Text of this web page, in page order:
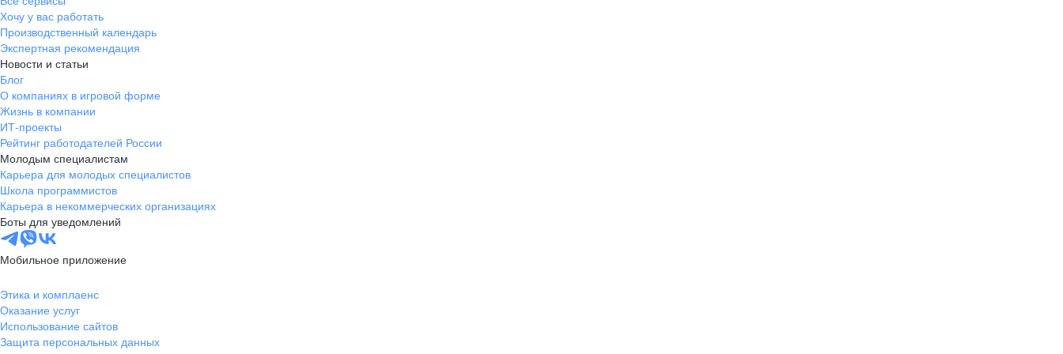
Хочу у вас работать
Производственный календарь
Экспертная рекомендация
Новости и статьи
Блог
О компаниях в игровой форме
Жизнь в компании
ИТ-проекты
Рейтинг работодателей России
Молодым специалистам
Карьера для молодых специалистов
Школа программистов
Карьера в некоммерческих организациях
Боты для уведомлений
Мобильное приложение
Этика и комплаенс
Оказание услуг
Использование сайтов
Защита персональных данных